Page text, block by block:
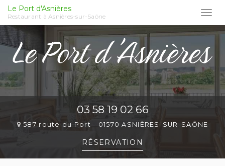
Aller
au
contenu
principal
Le Port d'Asnières
Restaurant à Asnières-sur-Saône
03 58 19 02 66
587 route du Port - 01570 ASNIÈRES-SUR-SAÔNE
RÉSERVATION